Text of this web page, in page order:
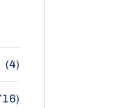
(4)